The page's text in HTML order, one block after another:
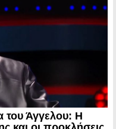
του Άγγελου: Η